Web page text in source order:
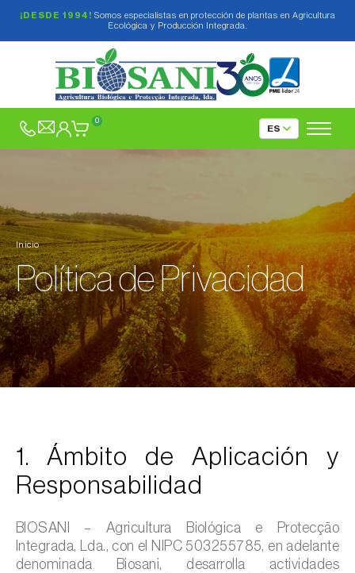
¡DESDE 1994! Somos especialistas en protección de plantas en Agricultura
Ecológica y Producción Integrada.
0
Inicio
Política de Privacidad
1. Ámbito de Aplicación y
Responsabilidad
BIOSANI – Agricultura Biológica e Protecção
Integrada, Lda., con el NIPC 503255785, en adelante
denominada Biosani, desarrolla actividades